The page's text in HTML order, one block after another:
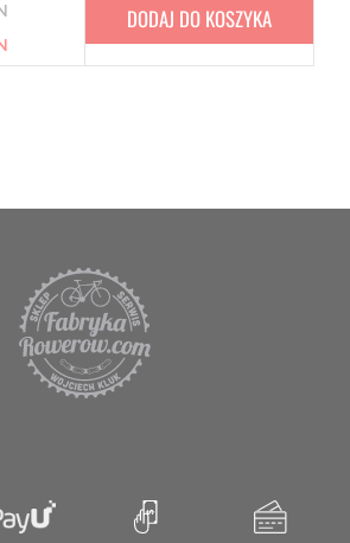
DODAJ DO KOSZYKA